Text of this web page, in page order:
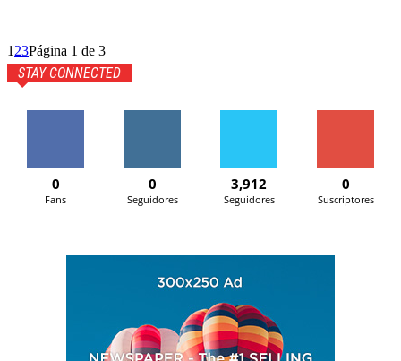
1 23Página 1 de 3
STAY CONNECTED
0
Fans
0
Seguidores
3,912
Seguidores
0
Suscriptores